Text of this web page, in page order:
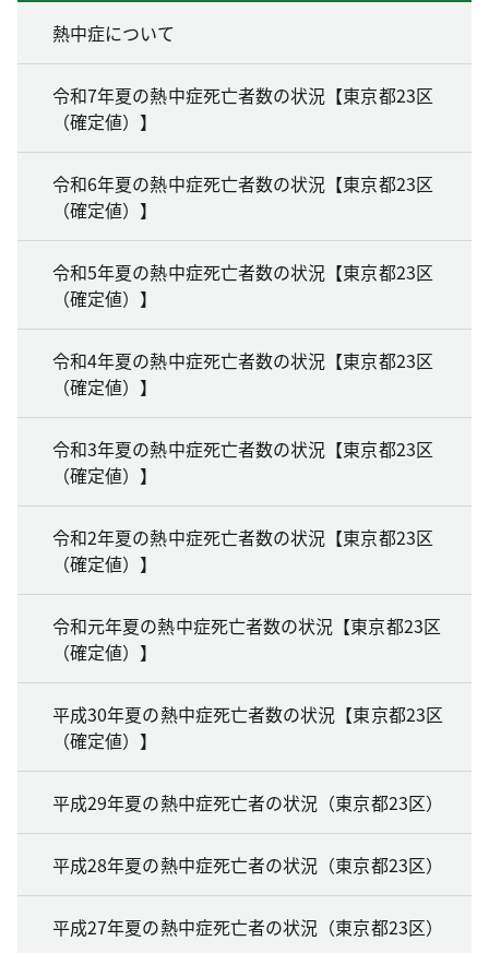
熱中症について
令和7年夏の熱中症死亡者数の状況【東京都23区
（確定値）】
令和6年夏の熱中症死亡者数の状況【東京都23区
（確定値）】
令和5年夏の熱中症死亡者数の状況【東京都23区
（確定値）】
令和4年夏の熱中症死亡者数の状況【東京都23区
（確定値）】
令和3年夏の熱中症死亡者数の状況【東京都23区
（確定値）】
令和2年夏の熱中症死亡者数の状況【東京都23区
（確定値）】
令和元年夏の熱中症死亡者数の状況【東京都23区
（確定値）】
平成30年夏の熱中症死亡者数の状況【東京都23区
（確定値）】
平成29年夏の熱中症死亡者の状況（東京都23区）
平成28年夏の熱中症死亡者の状況（東京都23区）
平成27年夏の熱中症死亡者の状況（東京都23区）